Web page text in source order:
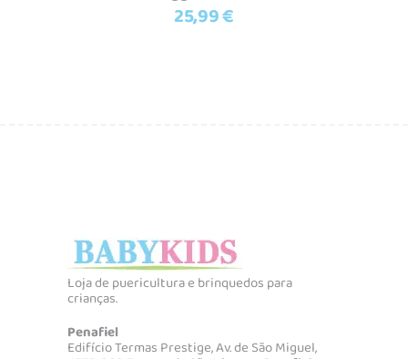
25,99€
Loja de puericultura e brinquedos para
crianças.
Penafiel
Edifício Termas Prestige, Av. de São Miguel,